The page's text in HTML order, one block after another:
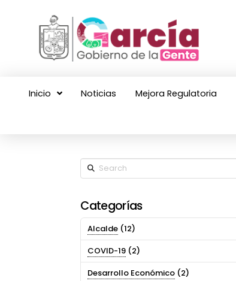
Inicio Noticias Mejora Regulatoria
Search
Categorías
Alcalde (12)
COVID-19 (2)
Desarrollo Económico (2)